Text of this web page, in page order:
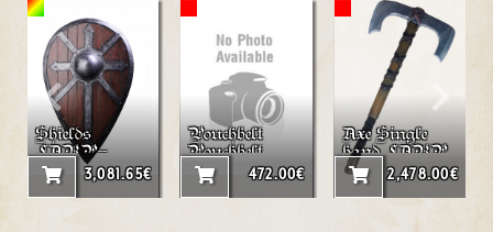
Shields
LARP-
Tearshield
"Grian"
3,081.65€
Pouchbelt
Pouchbelt
"Triangle"472.00€
Axe Single
hand LARP
axe "Dain"2,478.00€